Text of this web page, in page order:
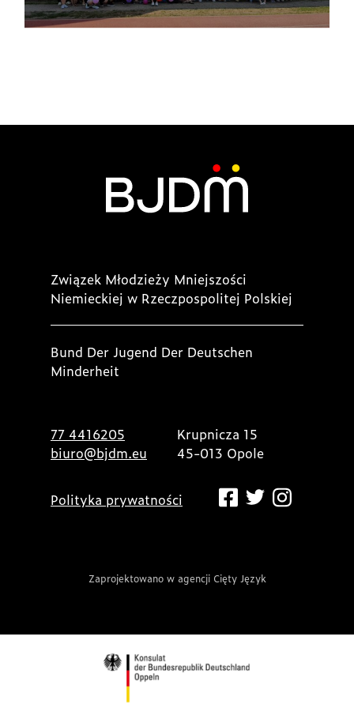
Związek Młodzieży Mniejszości
Niemieckiej w Rzeczpospolitej Polskiej
Bund Der Jugend Der Deutschen
Minderheit
77 4416205
biuro@bjdm.eu
Krupnicza 15
45-013 Opole
Polityka prywatności
Zaprojektowano w agencji Cięty Język